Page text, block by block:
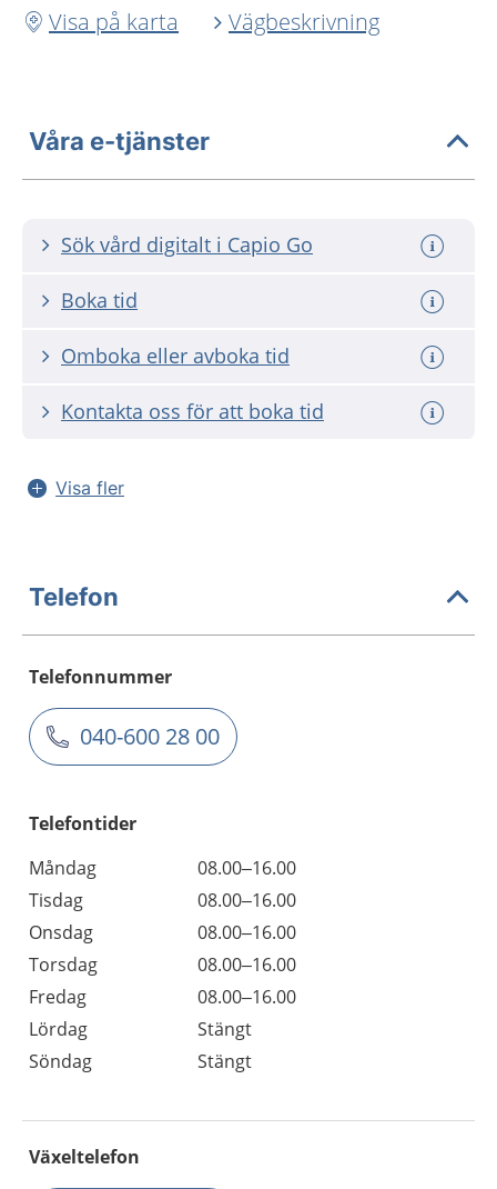
Visa på karta
Vägbeskrivning
Våra e-tjänster
Sök vård digitalt i Capio Go
Boka tid
Omboka eller avboka tid
Kontakta oss för att boka tid
Visa fler
Telefon
Telefonnummer
040-600 28 00
Telefontider
Måndag
08.00–16.00
Tisdag
08.00–16.00
Onsdag
08.00–16.00
Torsdag
08.00–16.00
Fredag
08.00–16.00
Lördag
Stängt
Söndag
Stängt
Växeltelefon